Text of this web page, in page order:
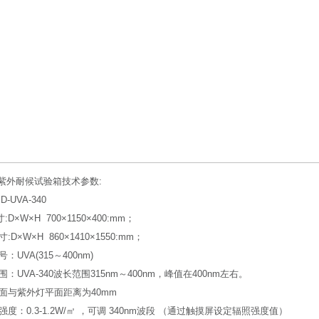
外耐候试验箱技术参数:
UVA-340
:D×W×H 700×1150×400:mm；
:D×W×H 860×1410×1550:mm；
：UVA(315～400nm)
：UVA-340波长范围315nm～400nm，峰值在400nm左右。
与紫外灯平面距离为40mm
度：0.3-1.2W/㎡ ，可调 340nm波段 （通过触摸屏设定辐照强度值）